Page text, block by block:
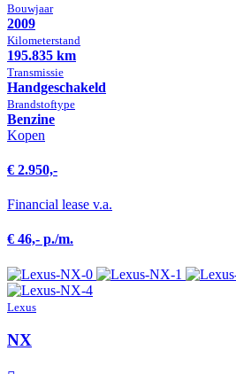
Bouwjaar
2009
Kilometer­stand
195.835 km
Transmissie
Hand­geschakeld
Brandstof­type
Benzine
Kopen
€ 2.950,-
Financial lease v.a.
€ 46,- p./m.
Lexus
NX